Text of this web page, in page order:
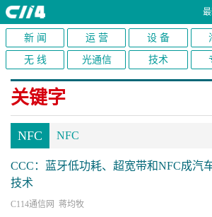
新 闻 运 营 设 备
无 线 光通信 技术
关键字
NFC NFC
CCC：蓝牙低功耗、超宽带和NFC成汽
技术
C114通信网 蒋均牧